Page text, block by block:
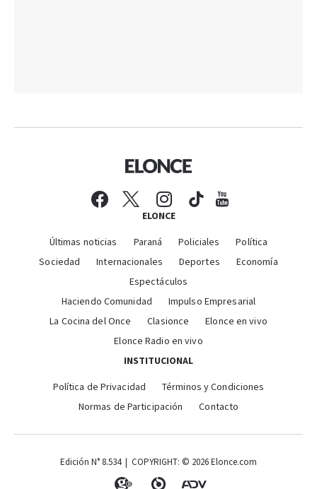
ELONCE
Últimas noticias Paraná Policiales
Política
Sociedad
Internacionales Deportes
Economía
Espectáculos
Haciendo Comunidad
Impulso Empresarial
La Cocina del Once
Clasionce
Elonce en vivo
Elonce Radio en vivo
INSTITUCIONAL
Política de Privacidad
Términos y Condiciones
Normas de Participación
Contacto
Edición N° 8.534 | COPYRIGHT: © 2026 Elonce.com